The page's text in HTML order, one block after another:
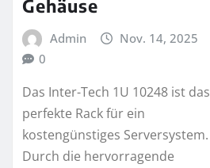
Gehäuse
Admin
Nov. 14, 2025
0
Das Inter-Tech 1U 10248 ist das
perfekte Rack für ein
kostengünstiges Serversystem.
Durch die hervorragende